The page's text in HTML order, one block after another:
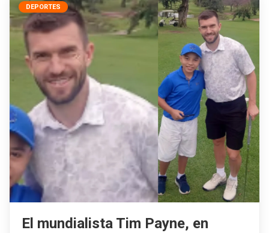
DEPORTES
El mundialista Tim Payne, en